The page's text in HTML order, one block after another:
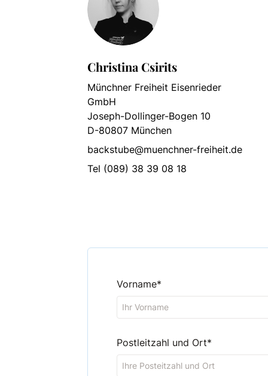
Christina Csirits
Münchner Freiheit Eisenrieder
GmbH
Joseph-Dollinger-Bogen 10
D-80807 München
backstube@muenchner-freiheit.de
Tel (089) 38 39 08 18
Vorname*
Postleitzahl und Ort*